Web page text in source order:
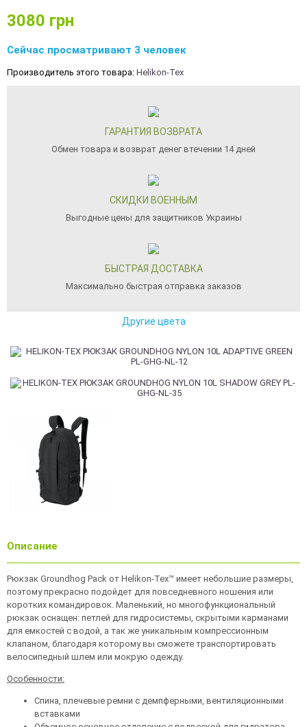
3080 грн
Сейчас просматривают 3 человек
Производитель этого товара: Helikon-Tex
ГАРАНТИЯ ВОЗВРАТА
Обмен товара и возврат денег втечении 14 дней
СКИДКИ ВОЕННЫМ
Выгодные цены для защитников Украины
БЫСТРАЯ ДОСТАВКА
Максимально быстрая отправка заказов
Другие цвета
Описание
Рюкзак Groundhog Pack от Helikon-Tex™ имеет небольшие размеры,
поэтому прекрасно подойдет для повседневного ношения или
коротких командировок. Маленький, но многофункциональный
рюкзак оснащен: петлей для гидросистемы, скрытыми карманами
для емкостей с водой, а так же уникальным компрессионным
клапаном, благодаря которому вы сможете транспортировать
велосипедный шлем или мокрую одежду.
Особенности:
Спина, плечевые ремни с демпферными, вентиляционными
вставками